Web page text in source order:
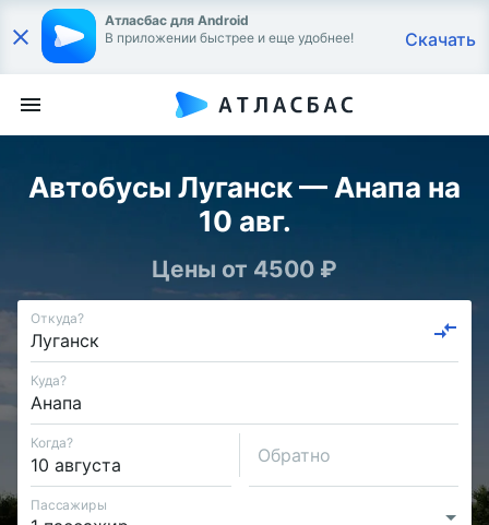
Атласбас для Android
В приложении быстрее и еще удобнее!
Скачать
Автобусы Луганск — Анапа на
10 авг.
Цены от 4500 ₽
Откуда?
Куда?
Когда?
Обратно
Пассажиры